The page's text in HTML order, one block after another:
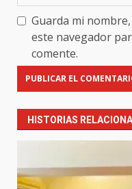
Guarda mi
este navegador
comente.
HISTORIAS